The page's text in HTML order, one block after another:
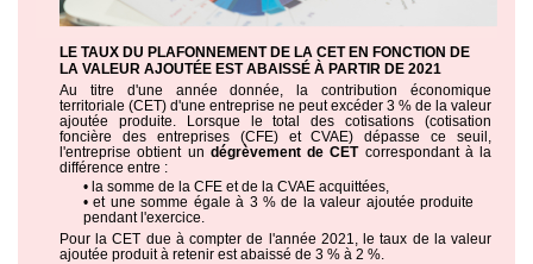
LE TAUX DU PLAFONNEMENT DE LA CET EN FONCTION DE
LA VALEUR AJOUTÉE EST ABAISSÉ À PARTIR DE 2021
Au titre d'une année donnée, la contribution économique
territoriale (CET) d'une entreprise ne peut excéder 3 % de la valeur
ajoutée produite. Lorsque le total des cotisations (cotisation
foncière des entreprises (CFE) et CVAE) dépasse ce seuil,
l'entreprise obtient un dégrèvement de CETcorrespondant à la
différence entre :
• la somme de la CFE et de la CVAE acquittées,
• et une somme égale à 3 % de la valeur ajoutée produite
pendant l'exercice.
Pour la CET due à compter de l'année 2021, le taux de la valeur
ajoutée produit à retenir est abaissé de 3 % à 2 %.